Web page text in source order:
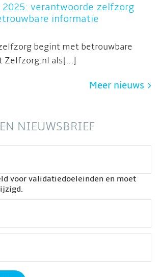
verantwoorde zelfzorg
informatie
begint met betrouwbare
Zelfzorg.nl als[...]
Meer nieuws
NIEUWSBRIEF
voor validatiedoeleinden en moet